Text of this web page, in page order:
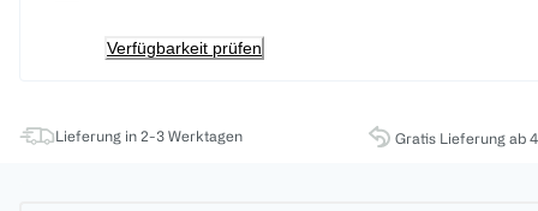
Verfügbarkeit prüfen
Lieferung in 2-3 Werktagen Gratis Lieferung ab